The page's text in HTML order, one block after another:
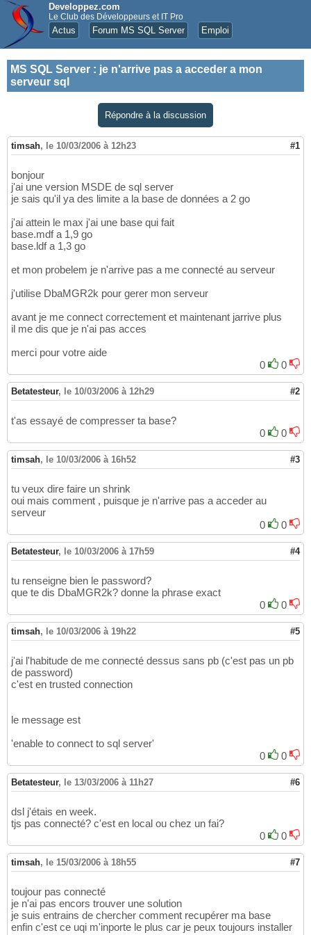
Developpez.com
Le Club des Développeurs et IT Pro
Actus Forum MS SQL Server Emploi
MS SQL Server : je n'arrive pas a acceder a mon
serveur sql
Répondre à la discussion
timsah, le 10/03/2006 à 12h23 #1
bonjour
j'ai une version MSDE de sql server
je sais qu'il ya des limite a la base de données a 2 go
j'ai attein le max j'ai une base qui fait
base.mdf a 1,9 go
base.ldf a 1,3 go
et mon probelem je n'arrive pas a me connecté au serveur
j'utilise DbaMGR2k pour gerer mon serveur
avant je me connect correctement et maintenant jarrive plus
il me dis que je n'ai pas acces
merci pour votre aide
0
0
Betatesteur, le 10/03/2006 à 12h29 #2
t'as essayé de compresser ta base?
0
0
timsah, le 10/03/2006 à 16h52 #3
tu veux dire faire un shrink
oui mais comment , puisque je n'arrive pas a acceder au
serveur
0
0
Betatesteur, le 10/03/2006 à 17h59 #4
tu renseigne bien le password?
que te dis DbaMGR2k? donne la phrase exact
0
0
timsah, le 10/03/2006 à 19h22 #5
j'ai l'habitude de me connecté dessus sans pb (c'est pas un pb
de password)
c'est en trusted connection
le message est
'enable to connect to sql server'
0
0
Betatesteur, le 13/03/2006 à 11h27 #6
dsl j'étais en week.
tjs pas connecté? c'est en local ou chez un fai?
0
0
timsah, le 15/03/2006 à 18h55 #7
toujour pas connecté
je n'ai pas encors trouver une solution
je suis entrains de chercher comment recupérer ma base
enfin c'est ce uqi m'inporte le plus car je peux toujours installer